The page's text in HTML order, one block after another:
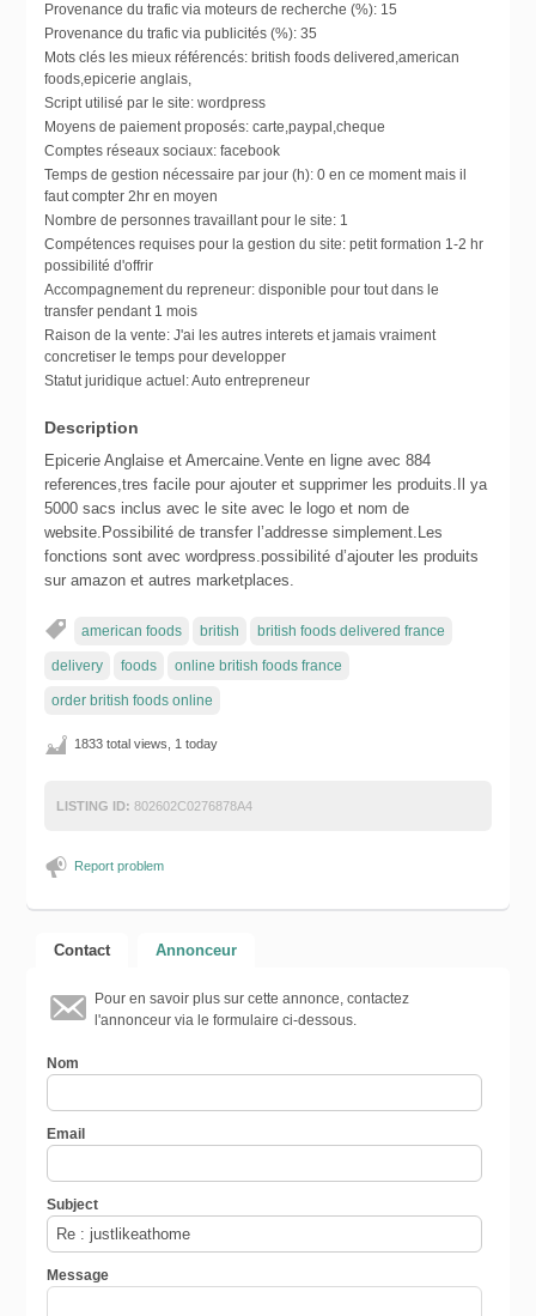
Provenance du trafic via moteurs de recherche (%): 15
Provenance du trafic via publicités (%): 35
Mots clés les mieux référencés: british foods delivered,american
foods,epicerie anglais,
Script utilisé par le site: wordpress
Moyens de paiement proposés: carte,paypal,cheque
Comptes réseaux sociaux: facebook
Temps de gestion nécessaire par jour (h): 0 en ce moment mais il
faut compter 2hr en moyen
Nombre de personnes travaillant pour le site: 1
Compétences requises pour la gestion du site: petit formation 1-2 hr
possibilité d'offrir
Accompagnement du repreneur: disponible pour tout dans le
transfer pendant 1 mois
Raison de la vente: J'ai les autres interets et jamais vraiment
concretiser le temps pour developper
Statut juridique actuel:Auto entrepreneur
Description
Epicerie Anglaise et Amercaine.Vente en ligne avec 884
references,tres facile pour ajouter et supprimer les produits.Il ya
5000 sacs inclus avec le site avec le logo et nom de
website.Possibilité de transfer l’addresse simplement.Les
fonctions sont avec wordpress.possibilité d’ajouter les produits
sur amazon et autres marketplaces.
american foods british british foods delivered france
delivery foods online british foods france
order british foods online
1833 total views, 1 today
LISTING ID: 802602C0276878A4
Report problem
Contact Annonceur
Pour en savoir plus sur cette annonce, contactez
l'annonceur via le formulaire ci-dessous.
Nom
Email
Subject
Message